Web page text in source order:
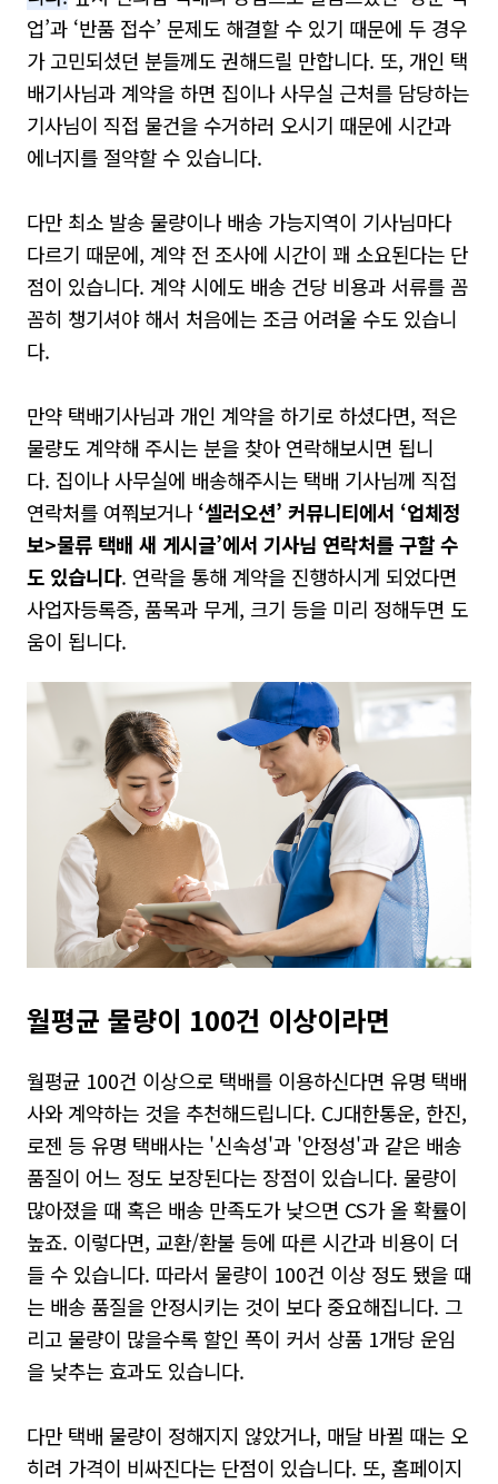
업’과 ‘반품 접수’ 문제도 해결할 수 있기 때문에 두 경우
가 고민되셨던 분들께도 권해드릴 만합니다. 또, 개인 택
배기사님과 계약을 하면 집이나 사무실 근처를 담당하는
기사님이 직접 물건을 수거하러 오시기 때문에 시간과
에너지를 절약할 수 있습니다.
다만 최소 발송 물량이나 배송 가능지역이 기사님마다
다르기 때문에, 계약 전 조사에 시간이 꽤 소요된다는 단
점이 있습니다. 계약 시에도 배송 건당 비용과 서류를 꼼
꼼히 챙기셔야 해서 처음에는 조금 어려울 수도 있습니
다.
만약 택배기사님과 개인 계약을 하기로 하셨다면, 적은
물량도 계약해 주시는 분을 찾아 연락해보시면 됩니
다. 집이나 사무실에 배송해주시는 택배 기사님께 직접
연락처를 여쭤보거나‘셀러오션’ 커뮤니티에서 ‘업체정
보>물류 택배 새 게시글’에서 기사님 연락처를 구할 수
도 있습니다. 연락을 통해 계약을 진행하시게 되었다면
사업자등록증, 품목과 무게, 크기 등을 미리 정해두면 도
움이 됩니다.
월평균 물량이 100건 이상이라면
월평균 100건 이상으로 택배를 이용하신다면 유명 택배
사와 계약하는 것을 추천해드립니다. CJ대한통운, 한진,
로젠 등 유명 택배사는 '신속성'과 '안정성'과 같은 배송
품질이 어느 정도 보장된다는 장점이 있습니다. 물량이
많아졌을 때 혹은 배송 만족도가 낮으면 CS가 올 확률이
높죠. 이렇다면, 교환/환불 등에 따른 시간과 비용이 더
들 수 있습니다. 따라서 물량이 100건 이상 정도 됐을 때
는 배송 품질을 안정시키는 것이 보다 중요해집니다. 그
리고 물량이 많을수록 할인 폭이 커서 상품 1개당 운임
을 낮추는 효과도 있습니다.
다만 택배 물량이 정해지지 않았거나, 매달 바뀔 때는 오
히려 가격이 비싸진다는 단점이 있습니다. 또, 홈페이지